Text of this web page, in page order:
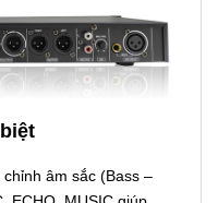
âm sắc (Bass –